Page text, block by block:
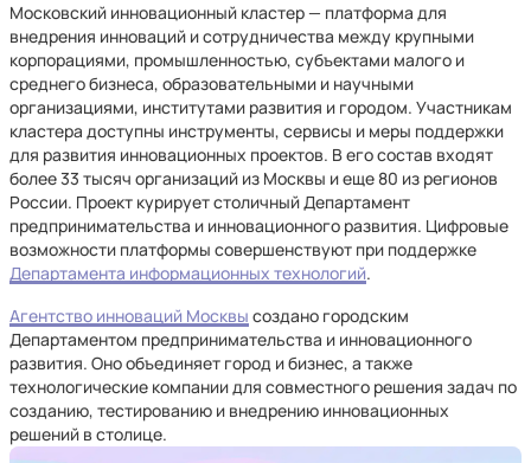
Московский инновационный кластер — платформа для
внедрения инноваций и сотрудничества между крупными
корпорациями, промышленностью, субъектами малого и
среднего бизнеса, образовательными и научными
организациями, институтами развития и городом. Участникам
кластера доступны инструменты, сервисы и меры поддержки
для развития инновационных проектов. В его состав входят
более 33 тысяч организаций из Москвы и еще 80 из регионов
России. Проект курирует столичный Департамент
предпринимательства и инновационного развития. Цифровые
возможности платформы совершенствуют при поддержке
Департамента информационных технологий.
Агентство инноваций Москвы создано городским
Департаментом предпринимательства и инновационного
развития. Оно объединяет город и бизнес, а также
технологические компании для совместного решения задач по
созданию, тестированию и внедрению инновационных
решений в столице.